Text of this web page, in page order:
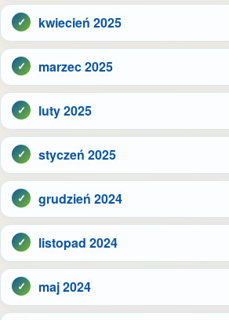
kwiecień 2025
marzec 2025
luty 2025
styczeń 2025
grudzień 2024
listopad 2024
maj 2024